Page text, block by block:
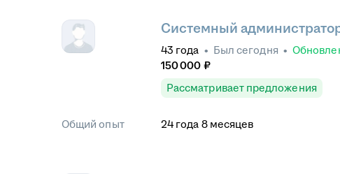
Системный
43 года • Был сегодня •
150 000 ₽
Рассматривает предложения
Общий опыт 24 года 8 месяцев